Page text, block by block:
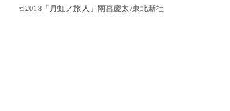
©2018「月虹ノ旅人」雨宮慶太/東北新社